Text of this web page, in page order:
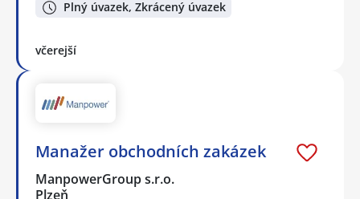
Plný úvazek, Zkrácený úvazek
včerejší
Manažer obchodních zakázek
ManpowerGroup s.r.o.
Plzeň